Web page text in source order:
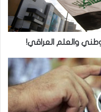
والعلم العراقي!